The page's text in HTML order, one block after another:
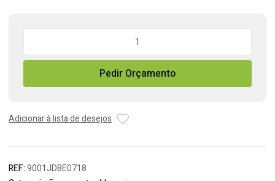
Despolidor
Cilindros
Pedir Orçamento
Adicionar à lista de desejos
REF:9001JDBE0718